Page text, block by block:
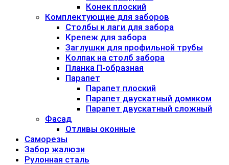
Конек плоский
Комплектующие для заборов
Столбы и лаги для забора
Крепеж для забора
Заглушки для профильной трубы
Колпак на столб забора
Планка П-образная
Парапет
Парапет плоский
Парапет двускатный домиком
Парапет двускатный сложный
Фасад
Отливы оконные
Саморезы
Забор жалюзи
Рулонная сталь